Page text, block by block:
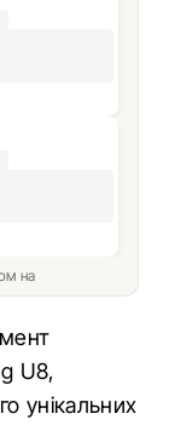
на
U8,
унікальних